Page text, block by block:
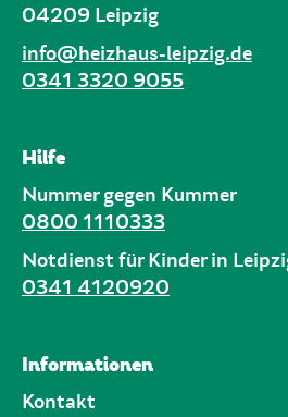
04209 Leipzig
info@heizhaus-leipzig.de
0341 3320 9055
Hilfe
Nummer gegen Kummer
0800 1110333
Notdienst für Kinder in
0341 4120920
Informationen
Kontakt